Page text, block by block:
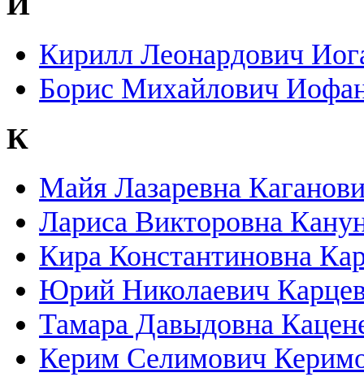
Кирилл Леонардович
Борис Михайлович
К
Майя Лазаревна
Лариса Викторовна
Кира Константиновна
Юрий Николаевич
Тамара Давыдовна
Керим Селимович